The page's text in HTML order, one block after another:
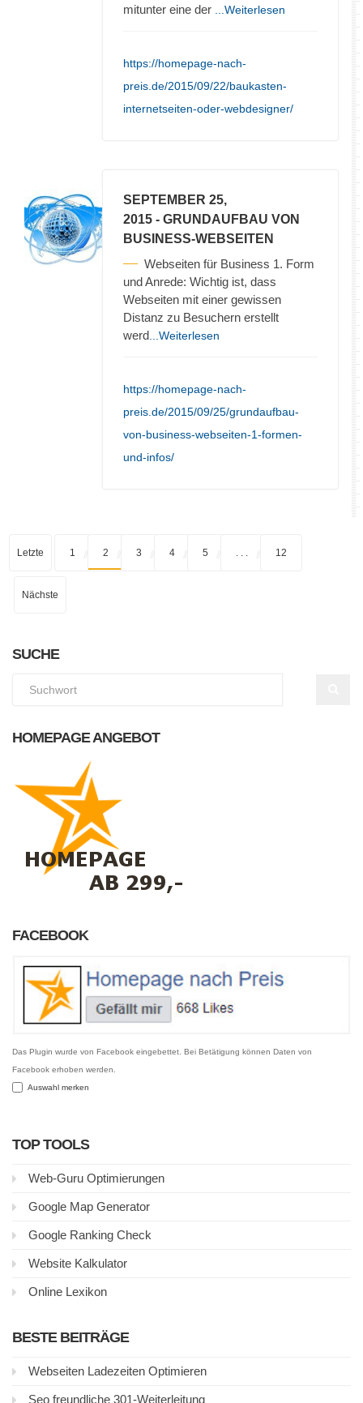
mitunter eine der
...Weiterlesen
https://homepage-nach-
preis.de/2015/09/22/baukasten-
internetseiten-oder-webdesigner/
SEPTEMBER 25,
2015 - GRUNDAUFBAU VON
BUSINESS-WEBSEITEN
Webseiten für Business 1. Form
und Anrede: Wichtig ist, dass
Webseiten mit einer gewissen
Distanz zu Besuchern erstellt
werd ...Weiterlesen
https://homepage-nach-
preis.de/2015/09/25/grundaufbau-
von-business-webseiten-1-formen-
und-infos/
Letzte 1 2 3 4 5 12
Nächste
SUCHE
HOMEPAGE ANGEBOT
FACEBOOK
Das Plugin wurde von Facebook eingebettet. Bei Betätigung können Daten von
Facebook erhoben werden.
Auswahl merken
TOP TOOLS
Web-Guru Optimierungen
Google Map Generator
Google Ranking Check
Website Kalkulator
Online Lexikon
BESTE BEITRÄGE
Webseiten Ladezeiten Optimieren
Seo freundliche 301-Weiterleitung